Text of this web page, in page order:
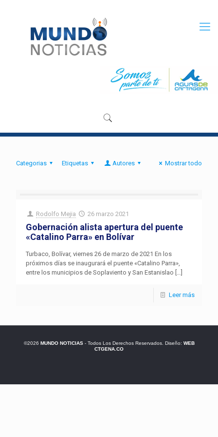
Categorias Etiquetas Autores Mostrar todo
Rodolfo Mejia 26 marzo 2021
Gobernación alista apertura del puente
«Catalino Parra» en Bolívar
Turbaco, Bolívar, viernes 26 de marzo de 2021 En los
próximos días se inaugurará el puente «Catalino Parra»,
entre los municipios de Soplaviento y San Estanislao […]
Leer más
©2026 MUNDO NOTICIAS- Todos Los Derechos Reservados. Diseño: WEB
CTGENA.CO